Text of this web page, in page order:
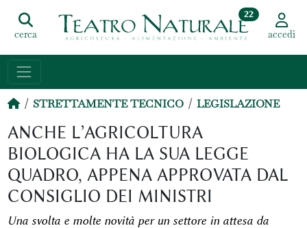
cerca
22
accedi
STRETTAMENTE TECNICO LEGISLAZIONE
ANCHE L’AGRICOLTURA
BIOLOGICA HA LA SUA LEGGE
QUADRO, APPENA APPROVATA DAL
CONSIGLIO DEI MINISTRI
Una svolta e molte novità per un settore in attesa da